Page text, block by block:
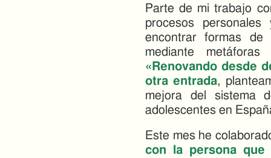
Parte de mi trabajo
procesos
encontrar formas de
mediante
«Renovando desde
otra entrada,
mejora del sistema
adolescentes en
Este mes he
con la persona que